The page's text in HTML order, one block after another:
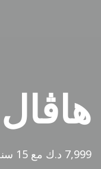
هاڤال H6 GT
7,999 د.ك مع 15 سنة كفالة أو 500,000 كم